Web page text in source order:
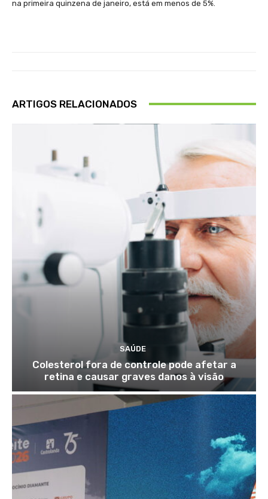
na primeira quinzena de janeiro, está em menos de 5%.
ARTIGOS RELACIONADOS
SAÚDE
Colesterol fora de controle pode afetar a
retina e causar graves danos à visão